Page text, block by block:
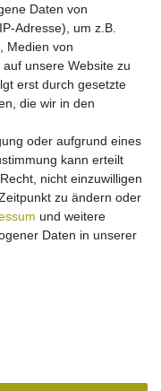
für Alcatel OT 300
701 Easy db
Versandkosten
(Kabelrolle) für Alcatel
/ Max / Pro / View
Daten von
Adresse), um z.B.
Medien von
unsere Website zu
erst durch gesetzte
die wir in den
oder aufgrund eines
kann erteilt
nicht einzuwilligen
zu ändern oder
und weitere
Daten in unserer